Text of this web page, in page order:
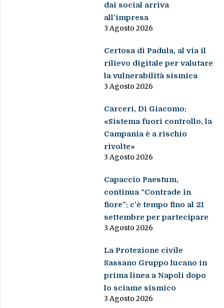
dai social arriva
all’impresa
3 Agosto 2026
Certosa di Padula, al via il
rilievo digitale per valutare
la vulnerabilità sismica
3 Agosto 2026
Carceri, Di Giacomo:
«Sistema fuori controllo, la
Campania è a rischio
rivolte»
3 Agosto 2026
Capaccio Paestum,
continua “Contrade in
fiore”: c’è tempo fino al 21
settembre per partecipare
3 Agosto 2026
La Protezione civile
Sassano Gruppo lucano in
prima linea a Napoli dopo
lo sciame sismico
3 Agosto 2026